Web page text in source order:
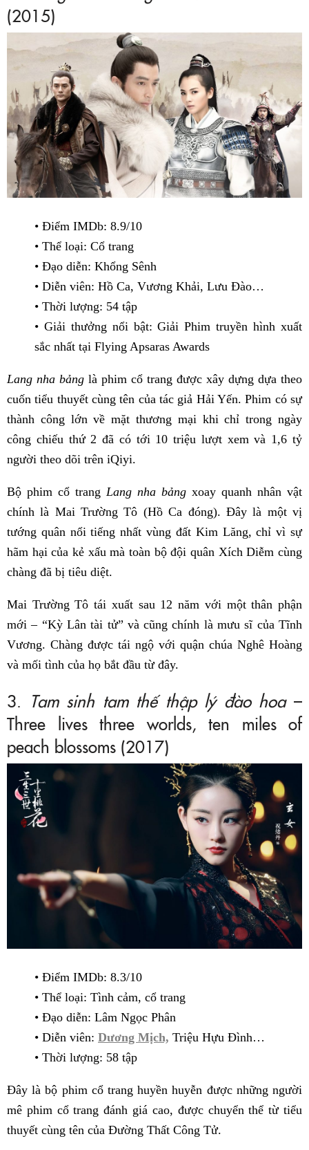
(2015)
• Điểm IMDb: 8.9/10
• Thể loại: Cổ trang
• Đạo diễn: Khổng Sênh
• Diễn viên: Hồ Ca, Vương Khải, Lưu Đào…
• Thời lượng: 54 tập
• Giải thưởng nổi bật: Giải Phim truyền hình xuất
sắc nhất tại Flying Apsaras Awards
Lang nha bảng là phim cổ trang được xây dựng dựa theo
cuốn tiểu thuyết cùng tên của tác giả Hải Yến. Phim có sự
thành công lớn về mặt thương mại khi chỉ trong ngày
công chiếu thứ 2 đã có tới 10 triệu lượt xem và 1,6 tỷ
người theo dõi trên iQiyi.
Bộ phim cổ trang Lang nha bảng xoay quanh nhân vật
chính là Mai Trường Tô (Hồ Ca đóng). Đây là một vị
tướng quân nổi tiếng nhất vùng đất Kim Lăng, chỉ vì sự
hãm hại của kẻ xấu mà toàn bộ đội quân Xích Diễm cùng
chàng đã bị tiêu diệt.
Mai Trường Tô tái xuất sau 12 năm với một thân phận
mới – “Kỳ Lân tài tử” và cũng chính là mưu sĩ của Tĩnh
Vương. Chàng được tái ngộ với quận chúa Nghê Hoàng
và mối tình của họ bắt đầu từ đây.
3. Tam sinh tam thế thập lý đào hoa–
Three lives three worlds, ten miles of
peach blossoms (2017)
• Điểm IMDb: 8.3/10
• Thể loại: Tình cảm, cổ trang
• Đạo diễn: Lâm Ngọc Phân
• Diễn viên: Dương Mịch, Triệu Hựu Đình…
• Thời lượng: 58 tập
Đây là bộ phim cổ trang huyền huyễn được những người
mê phim cổ trang đánh giá cao, được chuyển thể từ tiểu
thuyết cùng tên của Đường Thất Công Tử.